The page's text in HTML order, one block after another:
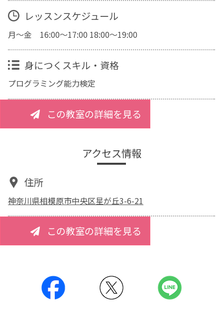
レッスンスケジュール
月～金 16:00～17:00 18:00～19:00
身につくスキル・資格
プログラミング能力検定
この教室の詳細を見る
アクセス情報
住所
神奈川県相模原市中央区星が丘3-6-21
この教室の詳細を見る